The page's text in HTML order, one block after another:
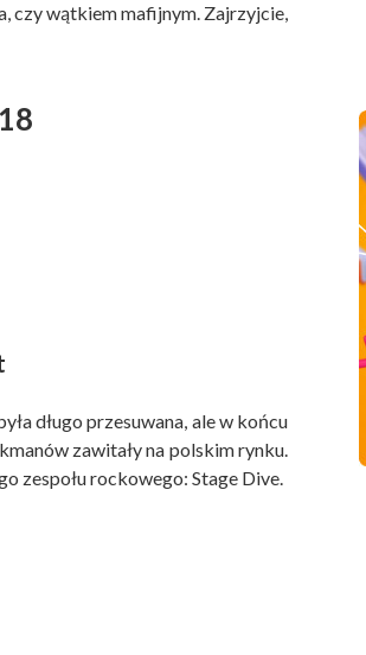
czy wątkiem mafijnym. Zajrzyjcie,
długo przesuwana, ale w końcu
zawitały na polskim rynku.
zespołu rockowego: Stage Dive.